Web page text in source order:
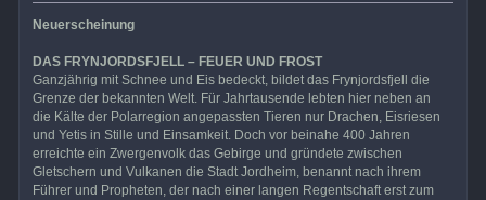
Neuerscheinung
DAS FRYNJORDSFJELL – FEUER UND FROST
Ganzjährig mit Schnee und Eis bedeckt, bildet das Frynjordsfjell die
Grenze der bekannten Welt. Für Jahrtausende lebten hier neben an
die Kälte der Polarregion angepassten Tieren nur Drachen, Eisriesen
und Yetis in Stille und Einsamkeit. Doch vor beinahe 400 Jahren
erreichte ein Zwergenvolk das Gebirge und gründete zwischen
Gletschern und Vulkanen die Stadt Jordheim, benannt nach ihrem
Führer und Propheten, der nach einer langen Regentschaft erst zum